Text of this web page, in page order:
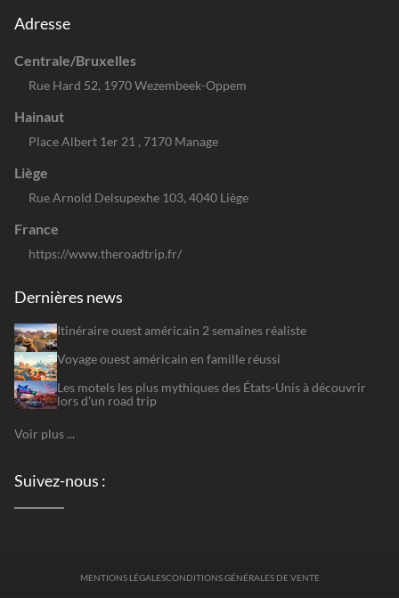
Adresse
Centrale/Bruxelles
Rue Hard 52, 1970 Wezembeek-Oppem
Hainaut
Place Albert 1er 21 , 7170 Manage
Liège
Rue Arnold Delsupexhe 103, 4040 Liège
France
https://www.theroadtrip.fr/
Dernières news
Itinéraire ouest américain 2 semaines réaliste
Voyage ouest américain en famille réussi
Les motels les plus mythiques des États-Unis à découvrir
lors d'un road trip
Voir plus ...
Suivez-nous :
MENTIONS LÉGALESCONDITIONS GÉNÉRALES DE VENTE